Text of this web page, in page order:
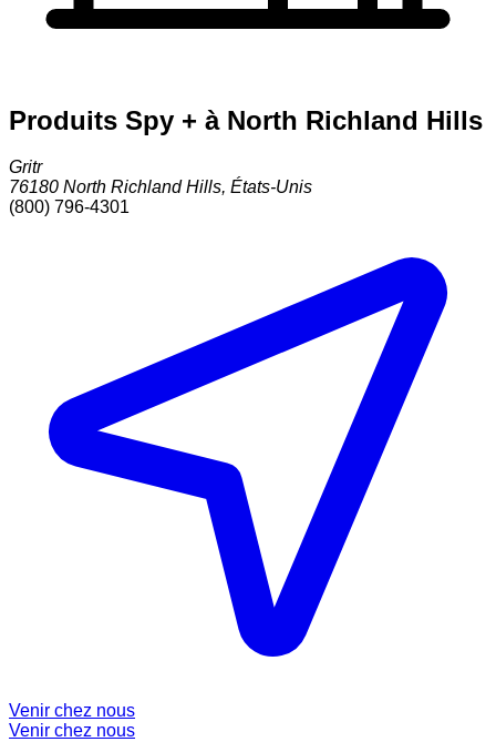
Produits Spy + à North Richland Hills
Gritr
76180 North Richland Hills, États-Unis
(800) 796-4301
Venir chez nous
Venir chez nous